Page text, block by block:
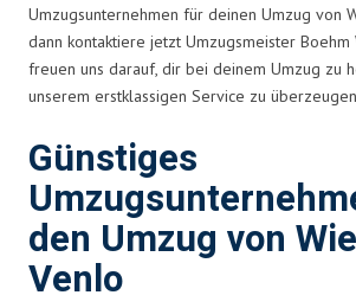
Umzugsunternehmen für deinen Umzug von
dann kontaktiere jetzt Umzugsmeister Boehm
freuen uns darauf, dir bei deinem Umzug zu
unserem erstklassigen Service zu
Günstiges
den Umzug von
Venlo